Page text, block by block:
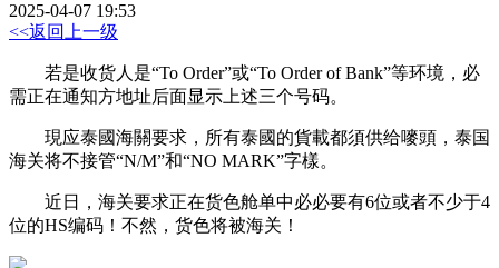
2025-04-07 19:53
<<返回上一级
若是收货人是“To Order”或“To Order of Bank”等环境，必
需正在通知方地址后面显示上述三个号码。
現应泰國海關要求，所有泰國的貨載都須供给嘜頭，泰国
海关将不接管“N/M”和“NO MARK”字樣。
近日，海关要求正在货色舱单中必必要有6位或者不少于4
位的HS编码！不然，货色将被海关！